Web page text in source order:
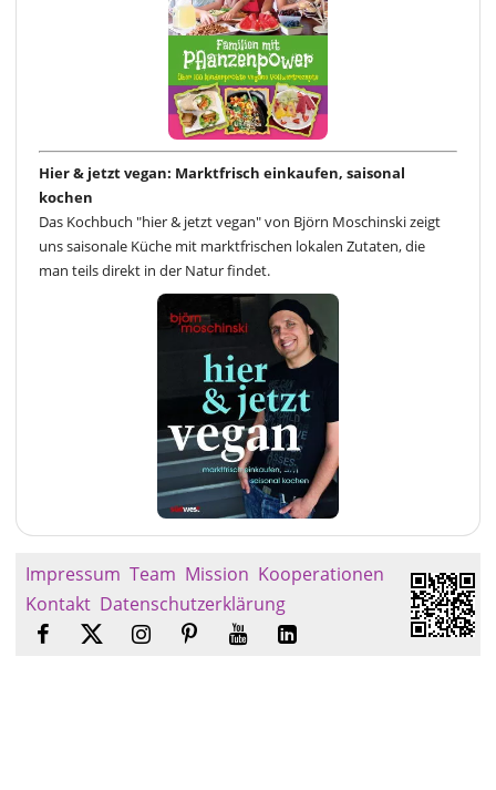
Hier & jetzt vegan: Marktfrisch einkaufen, saisonal
kochen
Das Kochbuch "hier & jetzt vegan" von Björn Moschinski zeigt
uns saisonale Küche mit marktfrischen lokalen Zutaten, die
man teils direkt in der Natur findet.
Impressum Team Mission Kooperationen
Kontakt Datenschutzerklärung